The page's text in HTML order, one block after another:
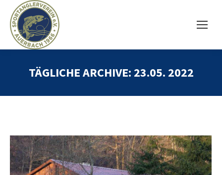
TÄGLICHE ARCHIVE: 23.05. 2022